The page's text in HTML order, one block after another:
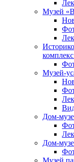
Музей
Музей-
Дом-
Дом-
Музей